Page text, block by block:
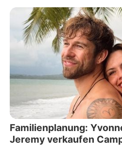
Familienplanung:
Jeremy verkaufen